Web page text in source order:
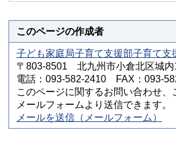
このページの作成者
子ども家庭局子育て支援部子育て支
〒803-8501 北九州市小倉北区城内
電話：093-582-2410 FAX：093-
このページに関するお問い合わせ、
メールフォームより送信できます。
メールを送信（メールフォーム）